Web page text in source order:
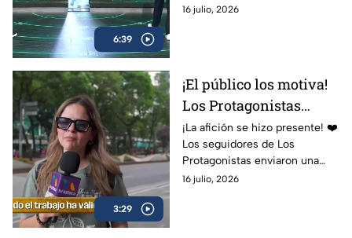
6:39
los tres países se toca más el
16 julio, 2026
3:29
¡El público los motiva!
Los Protagonistas
reciben una lluvia de
mensajes de apoyo
¡La afición se hizo presente! ❤️
Los seguidores de Los
Protagonistas enviaron una
auténtica ola de mensajes de
16 julio, 2026